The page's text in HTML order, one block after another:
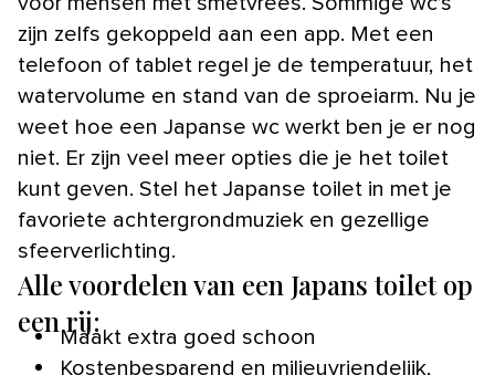
zijn zelfs gekoppeld aan een app. Met een
telefoon of tablet regel je de temperatuur, het
watervolume en stand van de sproeiarm. Nu je
weet hoe een Japanse wc werkt ben je er nog
niet. Er zijn veel meer opties die je het toilet
kunt geven. Stel het Japanse toilet in met je
favoriete achtergrondmuziek en gezellige
sfeerverlichting.
Alle voordelen van een Japans toilet op
een rij:Maakt extra goed schoon
Kostenbesparend en milieuvriendelijk,